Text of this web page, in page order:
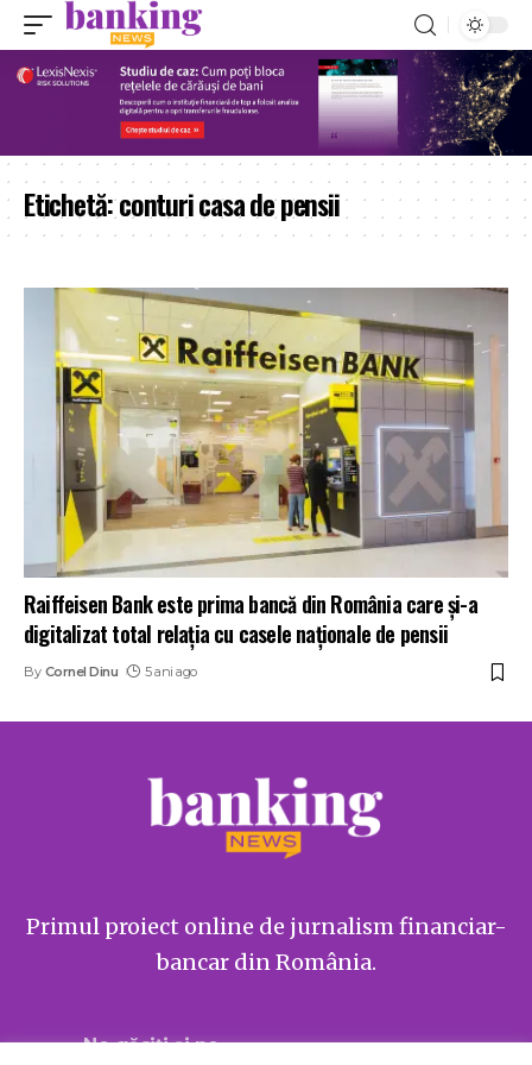
Etichetă:conturi casa de pensii
Raiffeisen Bank este prima bancă din România care și-a
digitalizat total relația cu casele naționale de pensii
By Cornel Dinu 5 ani ago
Primul proiect online de jurnalism financiar-
bancar din România.
Ne găsiți și pe